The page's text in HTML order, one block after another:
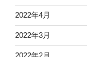
2022年4月
2022年3月
2022年2月